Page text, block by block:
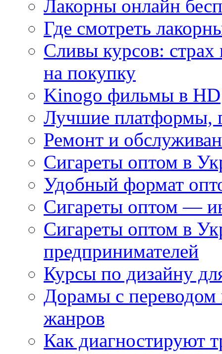
Лакорны онлайн
Где смотреть
Сливы курсов:
на покупку
Kinogo фильмы в HD
Лучшие платформы,
Ремонт и
Сигареты оптом в
Удобный формат
Сигареты оптом —
Сигареты оптом в
предпринимателей
Курсы по дизайну
Дорамы с переводом
жанров
Как диагностируют